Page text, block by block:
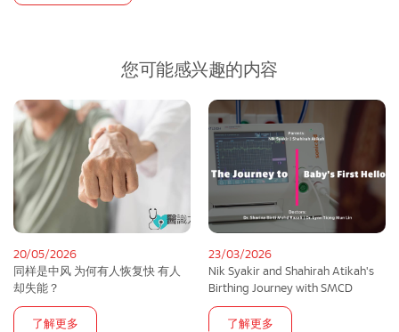
您可能感兴趣的内容
20/05/2026
同样是中风 为何有人恢复快 有人
却失能？
了解更多
23/03/2026
Nik Syakir and Shahirah Atikah's
Birthing Journey with SMCD
了解更多